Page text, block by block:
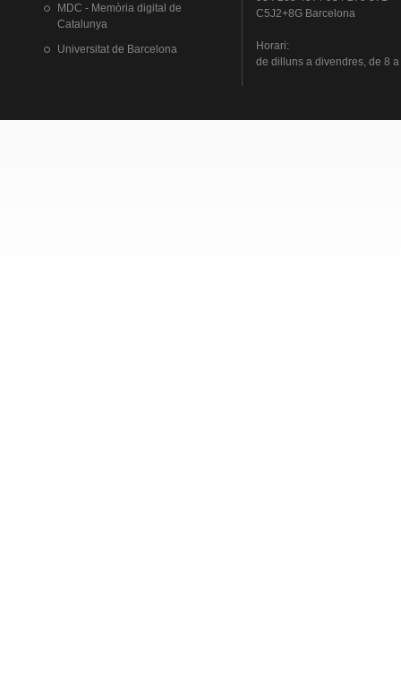
MDC - Memòria digital de
Catalunya
Universitat de Barcelona
C5J2+8G Barcelona
Horari:
de dillunsa divendres, de 8